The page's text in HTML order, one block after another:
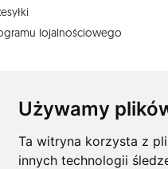
Używamy
Ta witryna korzysta z
innych technologii
lojalnościowego
w sklepie olium.pl?